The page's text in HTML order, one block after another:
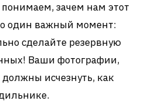
зачем нам этот
один важный момент:
сделайте резервную
Ваши фотографии,
исчезнуть, как